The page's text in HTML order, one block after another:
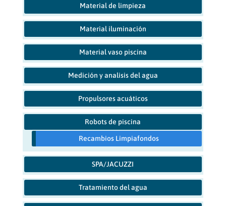
Material de limpieza
Material iluminación
Material vaso piscina
Medición y analisis del agua
Propulsores acuáticos
Robots de piscina
Recambios Limpiafondos
SPA/JACUZZI
Tratamiento del agua